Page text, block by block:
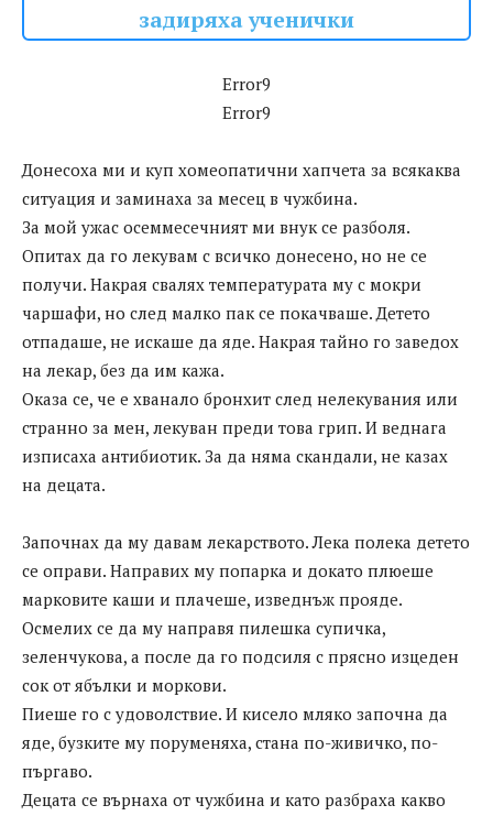
задиряха ученички
Error9
Error9
Донесоха ми и куп хомеопатични хапчета за всякаква
ситуация и заминаха за месец в чужбина.
За мой ужас осеммесечният ми внук се разболя.
Опитах да го лекувам с всичко донесено, но не се
получи. Накрая свалях температурата му с мокри
чаршафи, но след малко пак се покачваше. Детето
отпадаше, не искаше да яде. Накрая тайно го заведох
на лекар, без да им кажа.
Оказа се, че е хванало бронхит след нелекувания или
странно за мен, лекуван преди това грип. И веднага
изписаха антибиотик. За да няма скандали, не казах
на децата.
Започнах да му давам лекарството. Лека полека детето
се оправи. Направих му попарка и докато плюеше
марковите каши и плачеше, изведнъж прояде.
Осмелих се да му направя пилешка супичка,
зеленчукова, а после да го подсиля с прясно изцеден
сок от ябълки и моркови.
Пиеше го с удоволствие. И кисело мляко започна да
яде, бузките му поруменяха, стана по-живичко, по-
пъргаво.
Децата се върнаха от чужбина и като разбраха какво